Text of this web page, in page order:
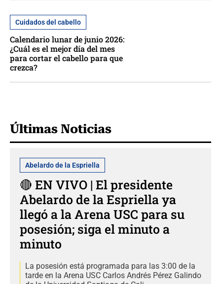
Cuidados del cabello
Calendario lunar de junio 2026:
¿Cuál es el mejor día del mes
para cortar el cabello para que
crezca?
Últimas Noticias
Abelardo de la Espriella
🔴 EN VIVO | El presidente
Abelardo de la Espriella ya
llegó a la Arena USC para su
posesión; siga el minuto a
minuto
La posesión está programada para las 3:00 de la
tarde en la Arena USC Carlos Andrés Pérez Galindo